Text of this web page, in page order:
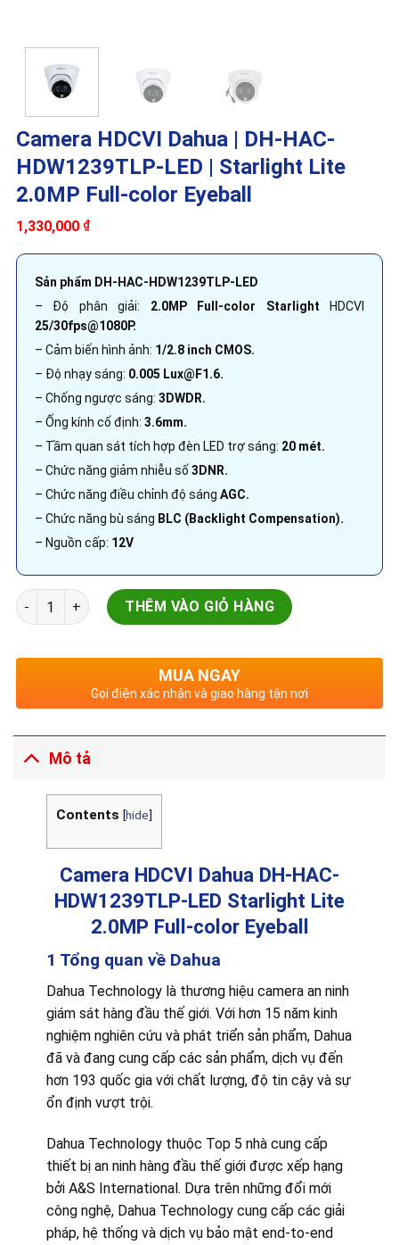
Camera HDCVI Dahua | DH-HAC-
HDW1239TLP-LED | Starlight Lite
2.0MP Full-color Eyeball
1,330,000 ₫
Sản phẩm DH-HAC-HDW1239TLP-LED
– Độ phân giải: 2.0MP Full-color Starlight HDCVI
25/30fps@1080P.
– Cảm biến hình ảnh: 1/2.8 inch CMOS.
– Độ nhạy sáng: 0.005 Lux@F1.6.
– Chống ngược sáng: 3DWDR.
– Ống kính cố định: 3.6mm.
– Tầm quan sát tích hợp đèn LED trợ sáng: 20 mét.
– Chức năng giảm nhiễu số 3DNR.
– Chức năng điều chỉnh độ sáng AGC.
– Chức năng bù sáng BLC (Backlight Compensation).
– Nguồn cấp: 12V
Camera HDCVI Dahua | DH-HAC-HDW1239TLP-LED |
THÊM VÀO GIỎ HÀNG
MUA NGAY
Gọi điện xác nhận và giao hàng tận nơi
Mô tả
Contents [hide]
Camera HDCVI Dahua DH-HAC-
HDW1239TLP-LED Starlight Lite
2.0MP Full-color Eyeball
1 Tổng quan về Dahua
Dahua Technology là thương hiệu camera an ninh
giám sát hàng đầu thế giới. Với hơn 15 năm kinh
nghiệm nghiên cứu và phát triển sản phẩm, Dahua
đã và đang cung cấp các sản phẩm, dịch vụ đến
hơn 193 quốc gia với chất lượng, độ tin cậy và sự
ổn định vượt trội.
Dahua Technology thuộc Top 5 nhà cung cấp
thiết bị an ninh hàng đầu thế giới được xếp hạng
bởi A&S International. Dựa trên những đổi mới
công nghệ, Dahua Technology cung cấp các giải
pháp, hệ thống và dịch vụ bảo mật end-to-end